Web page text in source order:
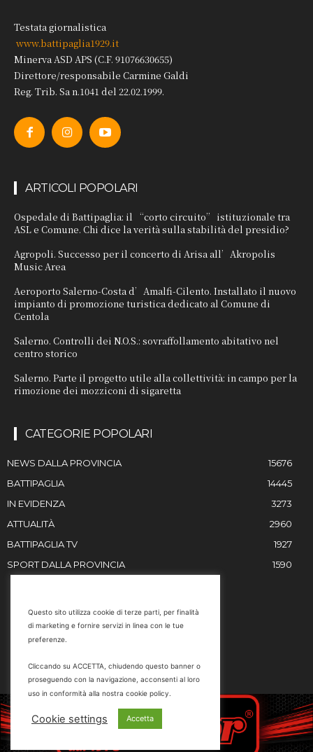
Testata giornalistica
www.battipaglia1929.it
Minerva ASD APS (C.F. 91076630655)
Direttore/responsabile Carmine Galdi
Reg. Trib. Sa n.1041 del 22.02.1999.
ARTICOLI POPOLARI
Ospedale di Battipaglia: il “corto circuito” istituzionale tra
ASL e Comune. Chi dice la verità sulla stabilità del presidio?
Agropoli. Successo per il concerto di Arisa all’Akropolis
Music Area
Aeroporto Salerno-Costa d’Amalfi-Cilento. Installato il nuovo
impianto di promozione turistica dedicato al Comune di
Centola
Salerno. Controlli dei N.O.S.: sovraffollamento abitativo nel
centro storico
Salerno. Parte il progetto utile alla collettività: in campo per la
rimozione dei mozziconi di sigaretta
CATEGORIE POPOLARI
NEWS DALLA PROVINCIA
15676
BATTIPAGLIA
14445
IN EVIDENZA
3273
ATTUALITÀ
2960
BATTIPAGLIA TV
1927
SPORT DALLA PROVINCIA
1590
Email
marketing@battipaglia1929.it
carminegaldi@virgilio.it
Questo sito utilizza cookie di terze parti, per finalità
di marketing e fornire servizi in linea con le tue
preferenze.
Cliccando su ACCETTA, chiudendo questo banner o
proseguendo con la navigazione, acconsenti al loro
uso in conformità alla nostra cookie policy.
Cookie settings Accetta